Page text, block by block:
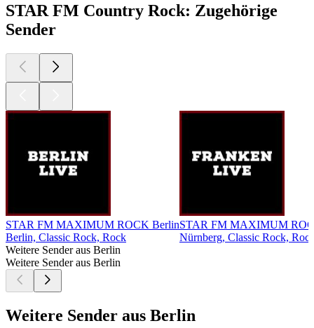
STAR FM Country Rock: Zugehörige
Sender
STAR FM MAXIMUM ROCK Berlin
Berlin, Classic Rock, Rock
STAR FM MAXIMUM
Nürnberg, Classic Rock,
Weitere Sender aus Berlin
Weitere Sender aus Berlin
Weitere Sender aus Berlin